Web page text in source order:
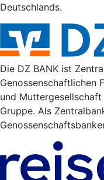
Deutschlands.
Die DZ BANK ist
Genossenschaftlichen
und
Gruppe. Als